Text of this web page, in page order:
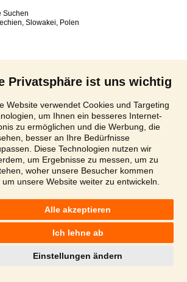
Privatsphäre ist uns wichtig
Website verwendet Cookies und Targeting
um Ihnen ein besseres Internet-
zu ermöglichen und die Werbung, die
besser an Ihre Bedürfnisse
Diese Technologien nutzen wir
um Ergebnisse zu messen, um zu
woher unsere Besucher kommen
unsere Website weiter zu entwickeln.
Alle akzeptieren
Ich lehne ab
Einstellungen ändern
Suchen
, Slowakei, Polen